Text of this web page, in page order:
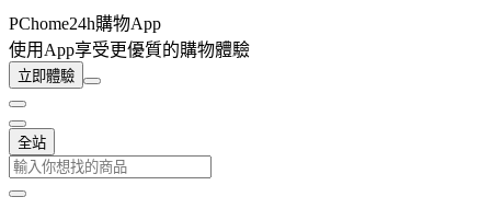
PChome24h購物App
使用App享受更優質的購物體驗
立即體驗
全站